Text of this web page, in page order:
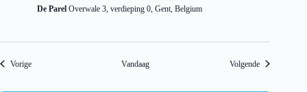
De Parel Overwale 3, verdieping 0, Gent, Belgium
VorigeEvenementen Vandaag VolgendeEvenementen